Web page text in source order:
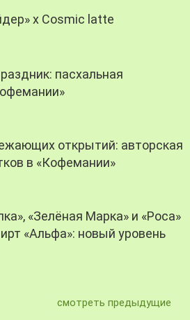
х Cosmic latte
пасхальная
открытий: авторская
в «Кофемании»
«Зелёная Марка» и «Роса»
«Альфа»: новый уровень
смотреть предыдущие